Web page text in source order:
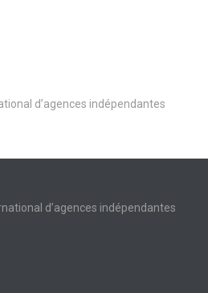
d’agences indépendantes
d’agences indépendantes